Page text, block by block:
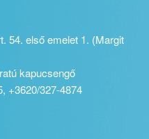
54. első emelet 1. (Margit
kapucsengő
+3620/327-4874